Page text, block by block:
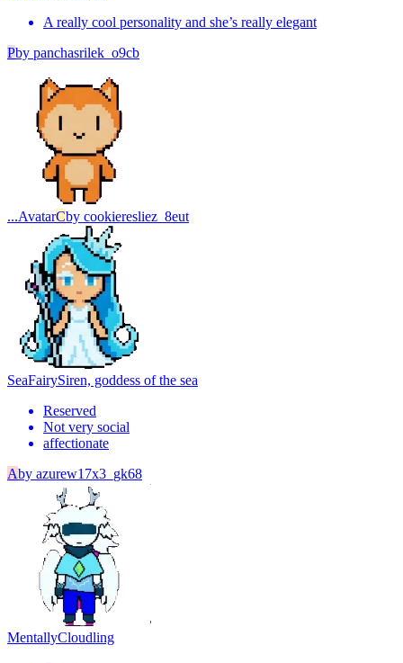
A really cool personality and she’s really elegant
Pby panchasrilek_o9cb
...AvatarCby cookieresliez_8eut
SeaFairySiren, goddess of the sea
Reserved
Not very social
affectionate
Aby azurew17x3_gk68
MentallyCloudling